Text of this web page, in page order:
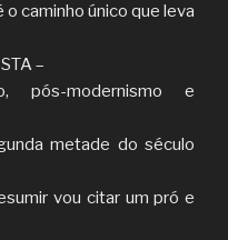
o caminho único que leva
–
pós-modernismo e
metade do século
vou citar um pró e